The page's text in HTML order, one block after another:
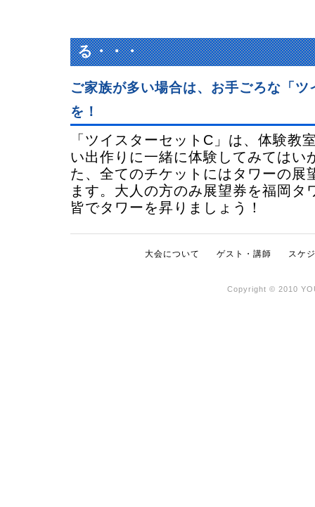
る・・・
ご家族が多い場合は、お手ごろな「
を！
「ツイスターセットC」は、体験教
い出作りに一緒に体験してみてはい
た、全てのチケットにはタワーの展
ます。大人の方のみ展望券を福岡タ
皆でタワーを昇りましょう！
大会について ゲスト・講師 スケ
Copyright © 2010